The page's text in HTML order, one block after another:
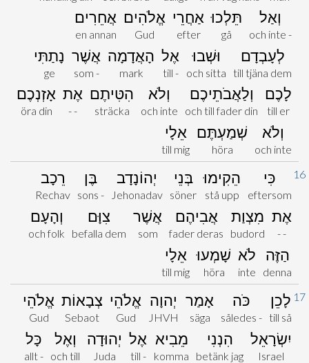
וְאַל
och inte -
תֵּלְכוּ
gå
אַחֲרֵי
efter
אֱלֹהִים
Gud
אֲחֵרִים
en annan
לְעָבְדָם
till tjäna dem
וּשְׁבוּ
och sitta
אֶל
till -
הָאֲדָמָה
mark
אֲשֶׁר
som -
נָתַתִּי
ge
לָכֶם
till er
וְלַאֲבֹתֵיכֶם
och till fader din
וְלֹא
och inte
הִטִּיתֶם
sträcka
אֶת
- -
אָזְנְכֶם
öra din
וְלֹא
och inte
שְׁמַעְתֶּם
höra
אֵלָי
till mig
16
כִּי
eftersom
הֵקִימוּ
stå upp
בְּנֵי
söner
יְהוֹנָדָב
Jehonadav
בֶּן
sons -
רֵכָב
Rechav
אֶת
- -
מִצְוַת
budord
אֲבִיהֶם
fader deras
אֲשֶׁר
som
צִוָּם
befalla dem
וְהָעָם
och folk
הַזֶּה
denna
לֹא
inte
שָׁמְעוּ
höra
אֵלָי
till mig
17 לָכֵן
till så
כֹּה
således -
אָמַר
säga
יְהוָה
JHVH
אֱלֹהֵי
Gud
צְבָאוֹת
Sebaot
אֱלֹהֵי
Gud
יִשְׂרָאֵל
Israel
הִנְנִי
betänk jag
מֵבִיא
komma
אֶל
till -
יְהוּדָה
Juda
וְאֶל
och till
כָּל
allt -